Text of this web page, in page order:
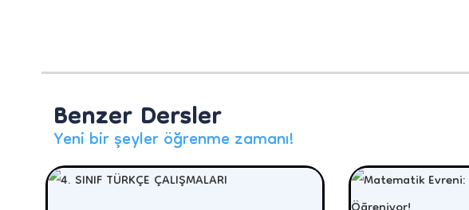
Benzer Dersler
Yeni bir şeyler öğrenme zamanı!